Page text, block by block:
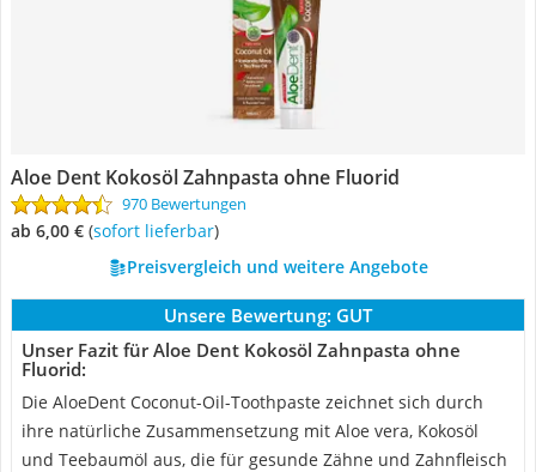
Aloe Dent Kokosöl Zahnpasta ohne Fluorid
970 Bewertungen
ab 6,00 € ( Sofort lieferbar)
Preisvergleich und weitere Angebote
Unsere Bewertung: GUT
Unser Fazit für Aloe Dent Kokosöl Zahnpasta ohne
Fluorid:
Die AloeDent Coconut-Oil-Toothpaste zeichnet sich durch
ihre natürliche Zusammensetzung mit Aloe vera, Kokosöl
und Teebaumöl aus, die für gesunde Zähne und Zahnfleisch